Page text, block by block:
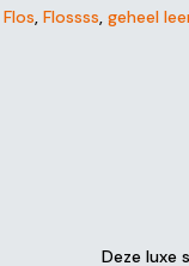
Flos, Flossss, geheel
Deze luxe